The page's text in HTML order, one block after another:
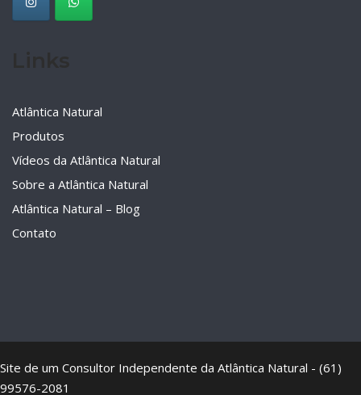
Atlântica Natural
Produtos
Vídeos da Atlântica Natural
Sobre a Atlântica Natural
Atlântica Natural – Blog
Contato
Site de um Consultor Independente da Atlântica Natural - (61)
99576-2081